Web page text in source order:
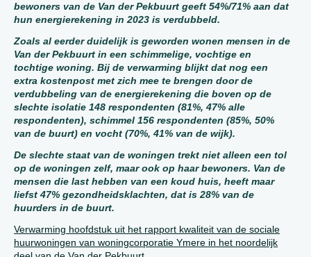
bewoners van de Van der Pekbuurt geeft 54%/71% aan dat
hun energierekening in 2023 is verdubbeld.
Zoals al eerder duidelijk is geworden wonen mensen in de
Van der Pekbuurt in een schimmelige, vochtige en
tochtige woning. Bij de verwarming blijkt dat nog een
extra kostenpost met zich mee te brengen door de
verdubbeling van de energierekening die boven op de
slechte isolatie 148 respondenten (81%, 47% alle
respondenten), schimmel 156 respondenten (85%, 50%
van de buurt) en vocht (70%, 41% van de wijk).
De slechte staat van de woningen trekt niet alleen een tol
op de woningen zelf, maar ook op haar bewoners. Van de
mensen die last hebben van een koud huis, heeft maar
liefst 47% gezondheidsklachten, dat is 28% van de
huurders in de buurt.
Verwarming hoofdstuk uit het rapport kwaliteit van de sociale
huurwoningen van woningcorporatie Ymere in het noordelijk